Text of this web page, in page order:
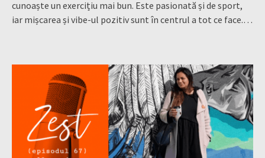
cunoaște un exercițiu mai bun. Este pasionată și de sport,
iar mișcarea și vibe-ul pozitiv sunt în centrul a tot ce face.…